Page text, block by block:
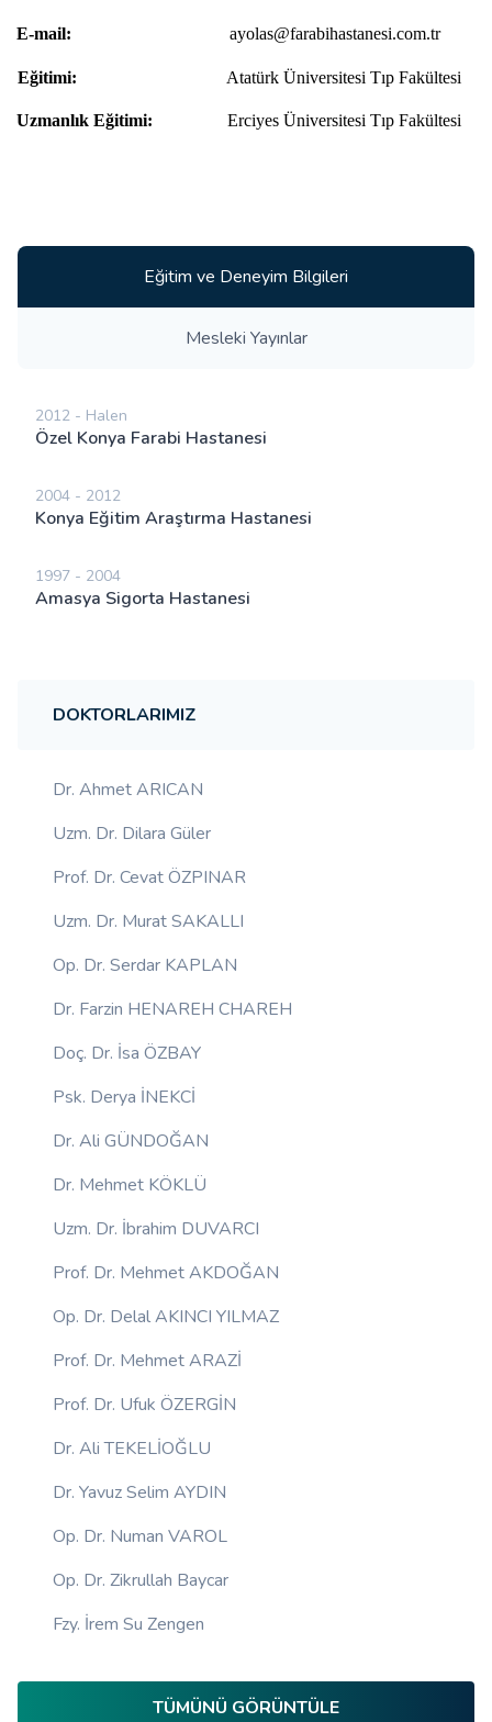
E-mail:ayolas@farabihastanesi.com.tr
Eğitimi: Atatürk Üniversitesi Tıp Fakültesi
Uzmanlık Eğitimi: Erciyes Üniversitesi Tıp Fakültesi
Eğitim ve Deneyim Bilgileri
Mesleki Yayınlar
2012 - Halen
Özel Konya Farabi Hastanesi
2004 - 2012
Konya Eğitim Araştırma Hastanesi
1997 - 2004
Amasya Sigorta Hastanesi
DOKTORLARIMIZ
Dr. Ahmet ARICAN
Uzm. Dr. Dilara Güler
Prof. Dr. Cevat ÖZPINAR
Uzm. Dr. Murat SAKALLI
Op. Dr. Serdar KAPLAN
Dr. Farzin HENAREH CHAREH
Doç. Dr. İsa ÖZBAY
Psk. Derya İNEKCİ
Dr. Ali GÜNDOĞAN
Dr. Mehmet KÖKLÜ
Uzm. Dr. İbrahim DUVARCI
Prof. Dr. Mehmet AKDOĞAN
Op. Dr. Delal AKINCI YILMAZ
Prof. Dr. Mehmet ARAZİ
Prof. Dr. Ufuk ÖZERGİN
Dr. Ali TEKELİOĞLU
Dr. Yavuz Selim AYDIN
Op. Dr. Numan VAROL
Op. Dr. Zikrullah Baycar
Fzy. İrem Su Zengen
TÜMÜNÜ GÖRÜNTÜLE